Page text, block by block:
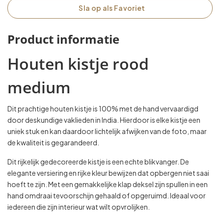
Sla op als Favoriet
Product informatie
Houten kistje rood
medium
Dit prachtige houten kistje is 100% met de hand vervaardigd
door deskundige vaklieden in India. Hierdoor is elke kistje een
uniek stuk en kan daardoor lichtelijk afwijken van de foto, maar
de kwaliteit is gegarandeerd.
Dit rijkelijk gedecoreerde kistje is een echte blikvanger. De
elegante versiering en rijke kleur bewijzen dat opbergen niet saai
hoeft te zijn. Met een gemakkelijke klap deksel zijn spullen in een
hand omdraai tevoorschijn gehaald of opgeruimd. Ideaal voor
iedereen die zijn interieur wat wilt opvrolijken.